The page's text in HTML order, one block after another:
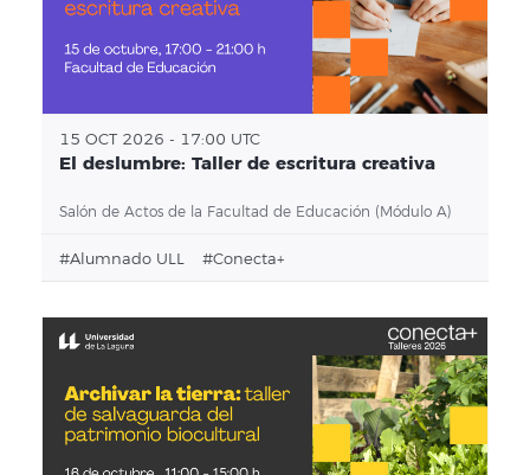
15 OCT 2026 - 17:00 UTC
El deslumbre: Taller de escritura creativa
Salón de Actos de la Facultad de Educación (Módulo A)
#alumnado ULL #conecta+